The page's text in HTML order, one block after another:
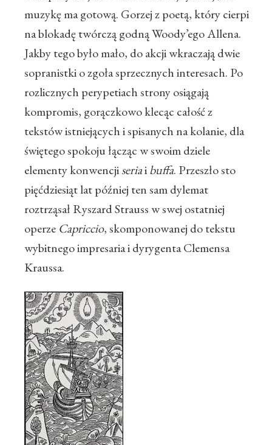
muzykę ma gotową. Gorzej z poetą, który cierpi
na blokadę twórczą godną Woody’ego Allena.
Jakby tego było mało, do akcji wkraczają dwie
sopranistki o zgoła sprzecznych interesach. Po
rozlicznych perypetiach strony osiągają
kompromis, gorączkowo klecąc całość z
tekstów istniejących i spisanych na kolanie, dla
świętego spokoju łącząc w swoim dziele
elementy konwencjiseriaibuffa. Przeszło sto
pięćdziesiąt lat później ten sam dylemat
roztrząsał Ryszard Strauss w swej ostatniej
operze Capriccio, skomponowanej do tekstu
wybitnego impresaria i dyrygenta Clemensa
Kraussa.